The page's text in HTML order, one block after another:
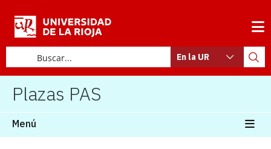
En la UR
Plazas PAS
Menú